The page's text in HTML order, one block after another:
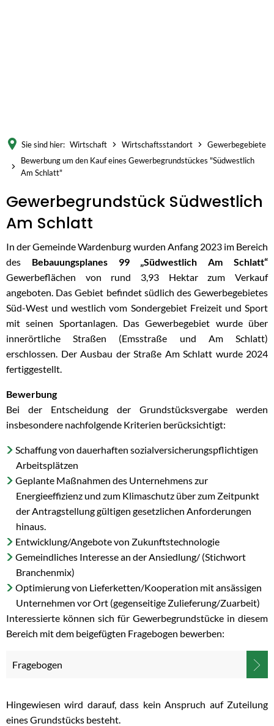
Sie sind hier: Wirtschaft Wirtschaftsstandort
Gewerbegebiete
Bewerbung um den Kauf eines Gewerbegrundstückes "Südwestlich
Am Schlatt"
Bewerbung
um
den
Kauf
eines
Gewerbegrundstückes
"Südwestlich
Am
Schlatt"
Gewerbegrundstück Südwestlich
Am Schlatt
In der Gemeinde Wardenburg wurden Anfang 2023 im Bereich
des Bebauungsplanes 99 „Südwestlich Am Schlatt“
Gewerbeflächen von rund 3,93 Hektar zum Verkauf
angeboten. Das Gebiet befindet südlich des Gewerbegebietes
Süd-West und westlich vom Sondergebiet Freizeit und Sport
mit seinen Sportanlagen. Das Gewerbegebiet wurde über
innerörtliche Straßen (Emsstraße und Am Schlatt)
erschlossen. Der Ausbau der Straße Am Schlatt wurde 2024
fertiggestellt.
Bewerbung
Bei der Entscheidung der Grundstücksvergabe werden
insbesondere nachfolgende Kriterien berücksichtigt:
Schaffung von dauerhaften sozialversicherungspflichtigen
Arbeitsplätzen
Geplante Maßnahmen des Unternehmens zur
Energieeffizienz und zum Klimaschutz über zum Zeitpunkt
der Antragstellung gültigen gesetzlichen Anforderungen
hinaus.
Entwicklung/Angebote von Zukunftstechnologie
Gemeindliches Interesse an der Ansiedlung/ (Stichwort
Branchenmix)
Optimierung von Lieferketten/Kooperation mit ansässigen
Unternehmen vor Ort (gegenseitige Zulieferung/Zuarbeit)
Interessierte können sich für Gewerbegrundstücke in diesem
Bereich mit dem beigefügten Fragebogen bewerben:
Fragebogen
Hingewiesen wird darauf, dass kein Anspruch auf Zuteilung
eines Grundstücks besteht.